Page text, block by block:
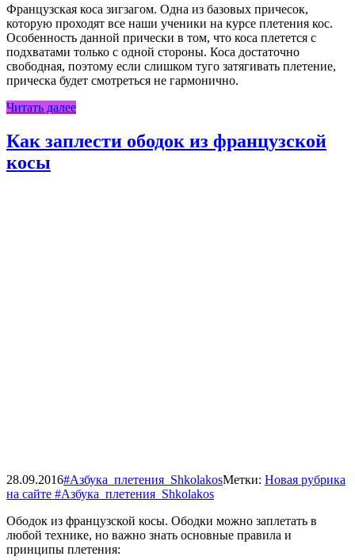
Французская коса зигзагом. Одна из базовых причесок,
которую проходят все наши ученики на курсе плетения кос.
Особенность данной прически в том, что коса плетется с
подхватами только с одной стороны. Коса достаточно
свободная, поэтому если слишком туго затягивать плетение,
прическа будет смотреться не гармонично.
Читать далее
Как заплести ободок из французской
косы
28.09.2016#Азбука_плетения_ShkolakosМетки: Новая рубрика
на сайте #Азбука_плетения_Shkolakos
Ободок из французской косы. Ободки можно заплетать в
любой технике, но важно знать основные правила и
принципы плетения: